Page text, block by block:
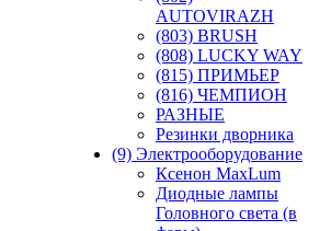
AUTOVIRAZH
(803) BRUSH
(808) LUCKY WAY
(815) ПРИМЬЕР
(816) ЧЕМПИОН
РАЗНЫЕ
Резинки дворника
(9) Электрооборудование
Ксенон MaxLum
Диодные лампы
Головного света (в